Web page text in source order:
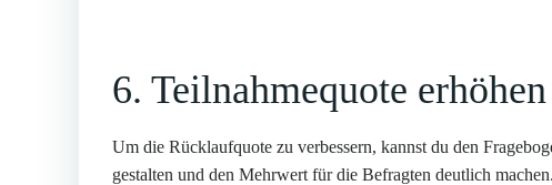
6. Teilnahmequote erhöhen
Um die Rücklaufquote zu verbessern, kannst du den
gestalten und den Mehrwert für die Befragten deutlich